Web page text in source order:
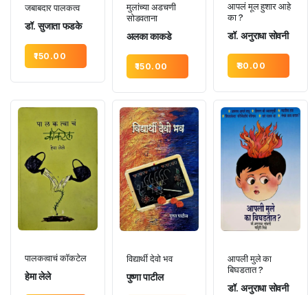
जबाबदार पालकत्व
डॉ. सुजाता फडके
150.00
मुलांच्या अडचणी
सोडवताना
अलका काकडे
150.00
आपलं मूल हुशार आहे
का ?
डॉ. अनुराधा सोवनी
80.00
पालकत्वाचं कॉकटेल
हेमा लेले
विद्यार्थी देवो भव
पुष्णा पाटील
आपली मुले का
बिघडतात ?
डॉ. अनुराधा सोवनी